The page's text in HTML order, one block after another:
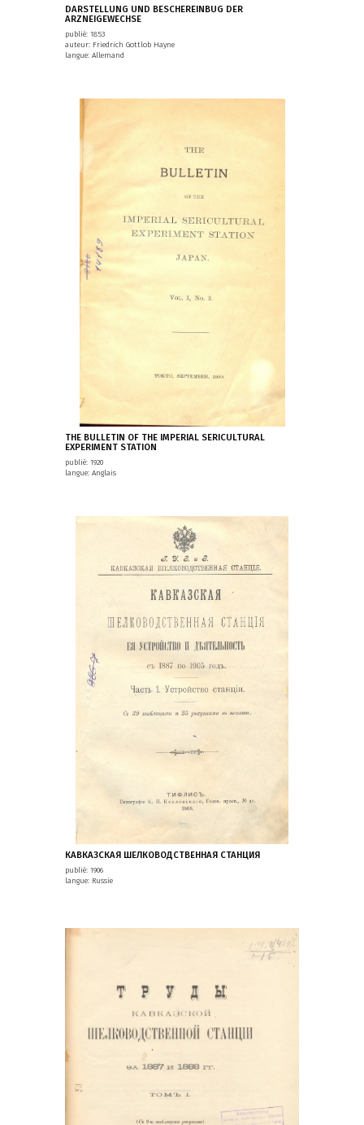
DARSTELLUNG UND BESCHEREINBUG DER
ARZNEIGEWECHSE
publié: 1853
auteur: Friedrich Gottlob Hayne
langue: Allemand
THE BULLETIN OF THE IMPERIAL SERICULTURAL
EXPERIMENT STATION
publié: 1920
langue: Anglais
КАВКАЗСКАЯ ШЕЛКОВОДСТВЕННАЯ СТАНЦИЯ
publié: 1906
langue: Russie